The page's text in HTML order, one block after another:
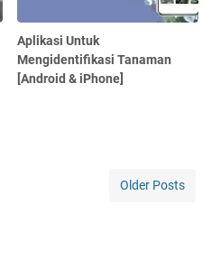
Aplikasi Untuk
Mengidentifikasi Tanaman
[Android & iPhone]
Older Posts